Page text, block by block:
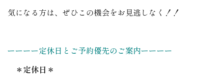
気になる方は、ぜひこの機会をお見逃しなく！！
ーーーー定休日とご予約優先のご案内ーーーー
＊定休日＊